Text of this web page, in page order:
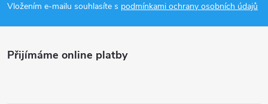
p
a
Vložením e-mailu souhlasíte s podmínkami ochrany osobních údajů
Přijímáme online platby